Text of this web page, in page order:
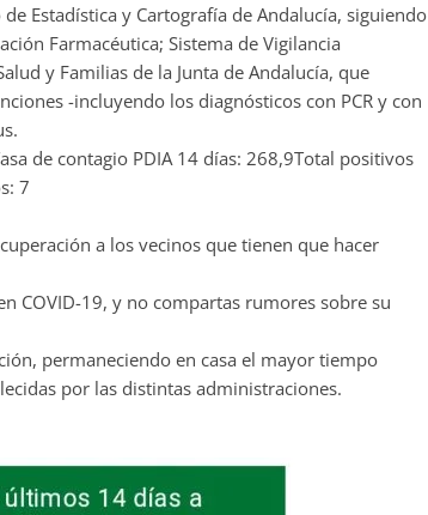
Estadística y Cartografía de Andalucía, siguiendo
Farmacéutica; Sistema de Vigilancia
y Familias de la Junta de Andalucía, que
-incluyendo los diagnósticos con PCR y con
de contagio PDIA 14 días: 268,9Total positivos
7
a los vecinos que tienen que hacer
COVID-19, y no compartas rumores sobre su
permaneciendo en casa el mayor tiempo
por las distintas administraciones.